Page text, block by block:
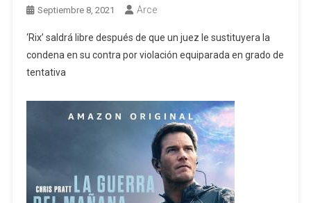
Septiembre 8, 2021 Arce
‘Rix’ saldrá libre después de que un juez le sustituyera la
condena en su contra por violación equiparada en grado de
tentativa